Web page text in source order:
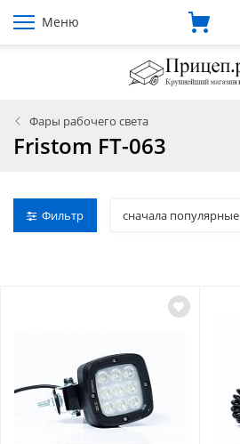
Меню
Фары рабочего света
Fristom FT-063
Фильтр сначала популярные